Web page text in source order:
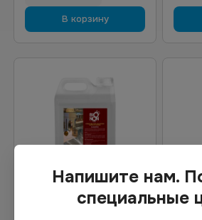
В корзину
Напишите нам.
специальные